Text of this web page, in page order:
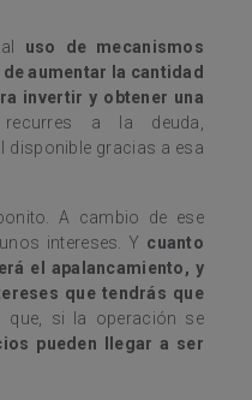
uso de mecanismos
aumentar la cantidad
invertir y obtener una
a la deuda,
disponible gracias a esa
A cambio de ese
intereses. Y cuanto
el apalancamiento, y
que tendrás que
que, si la operación se
pueden llegar a ser